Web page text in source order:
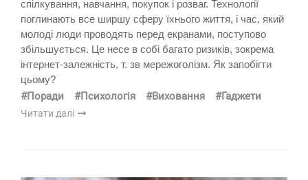
спілкування, навчання, покупок і розваг. Технології
поглинають все ширшу сферу їхнього життя, і час, який
молоді люди проводять перед екранами, поступово
збільшується. Це несе в собі багато ризиків, зокрема
інтернет-залежність, т. зв мережоголізм. Як запобігти
цьому?
#Поради #Психологія #Виховання #Гаджети
Читати далі